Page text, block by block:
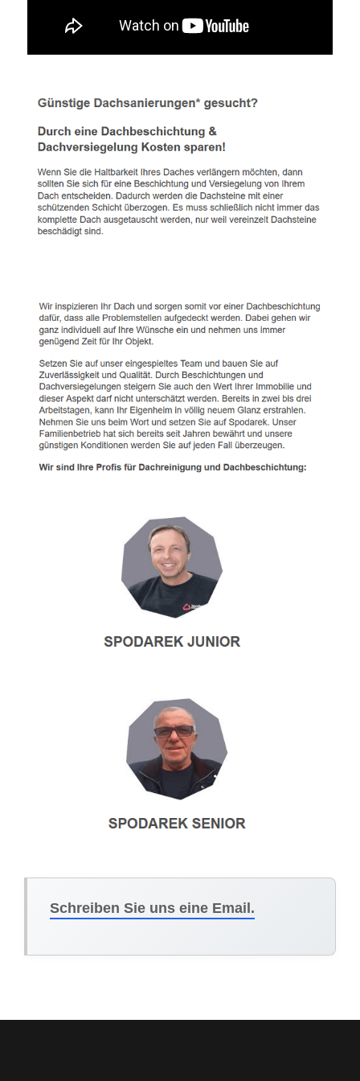
Schreiben Sie uns eine Email.